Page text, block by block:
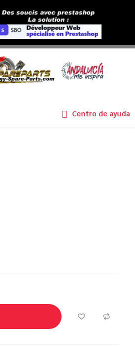
Centro de ayuda